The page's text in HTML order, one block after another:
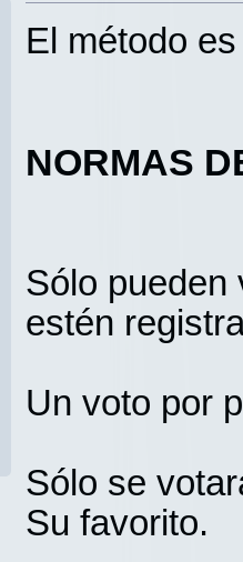
El método
NORMAS
Sólo pueden
estén
Un voto por
Sólo se
Su favorito.